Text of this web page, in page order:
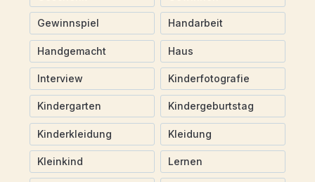
Gewinnspiel Handarbeit
Handgemacht Haus
Interview Kinderfotografie
Kindergarten Kindergeburtstag
Kinderkleidung Kleidung
Kleinkind Lernen